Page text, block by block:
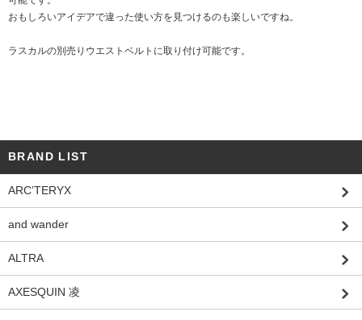
おもしろいアイデアで違った使い方を見つけるのも楽しいですね。
ラスカルの別売りウエストベルトに取り付け可能です。
BRAND LIST
ARC’TERYX
and wander
ALTRA
AXESQUIN 凌